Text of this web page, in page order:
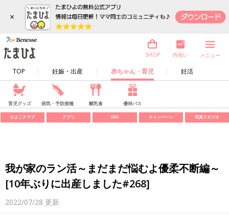
×
TOP 妊娠・出産 赤ちゃん・育児 妊活
SHOP 内祝い メニュー
育児グッズ 病気・予防接種 離乳食 優待パス
ひよこクラブ アプリ SNS キャンペーン 写真スタジオ
我が家のラン活～まだまだ悩むよ優柔不断編～
[10年ぶりに出産しました#268]
2022/07/28 更新